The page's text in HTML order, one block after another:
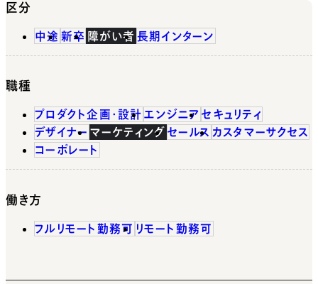
区分
中途 新卒 障がい者 長期インターン
職種
プロダクト企画・設計 エンジニア セキュリティ
デザイナー マーケティング セールス カスタマーサクセス
コーポレート
働き方
フルリモート勤務可 リモート勤務可